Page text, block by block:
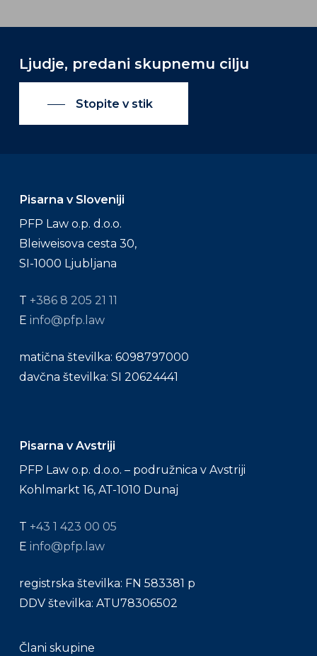
Ljudje, predani skupnemu cilju
Stopite v stik
Pisarna v Sloveniji
PFP Law o.p. d.o.o.
Bleiweisova cesta 30,
SI-1000 Ljubljana
T +386 8 205 21 11
E info@pfp.law
matična številka: 6098797000
davčna številka: SI 20624441
Pisarna v Avstriji
PFP Law o.p. d.o.o. – podružnica v Avstriji
Kohlmarkt 16, AT-1010 Dunaj
T +43 1 423 00 05
E info@pfp.law
registrska številka: FN 583381 p
DDV številka: ATU78306502
Člani skupine